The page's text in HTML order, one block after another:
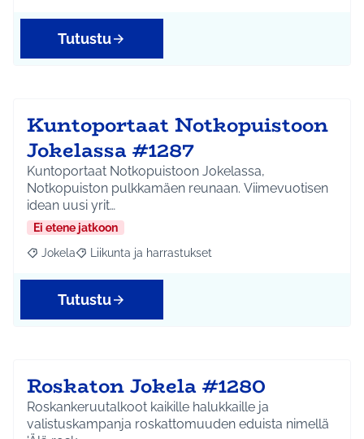
Tutustu
Kuntoportaat Notkopuistoon
Jokelassa #1287
Kuntoportaat Notkopuistoon Jokelassa,
Notkopuiston pulkkamäen reunaan. Viimevuotisen
idean uusi yrit…
Ei etene jatkoon
Rajaa tulokset aihepiirin mukaan: Jokela
Jokela Rajaa tulokset teeman mukaan: Liikunta ja
Liikunta ja harrastukset
Tutustu
Roskaton Jokela #1280
Roskankeruutalkoot kaikille halukkaille ja
valistuskampanja roskattomuuden eduista nimellä